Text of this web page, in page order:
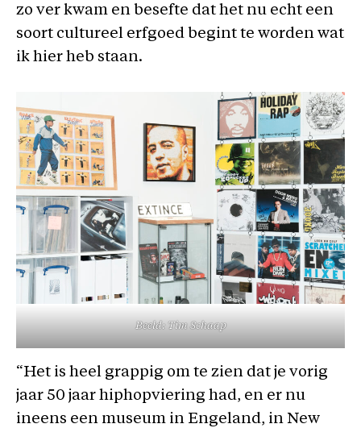
zo ver kwam en besefte dat het nu echt een
soort cultureel erfgoed begint te worden wat
ik hier heb staan.
Beeld: Tim Schaap
“Het is heel grappig om te zien dat je vorig
jaar 50 jaar hiphopviering had, en er nu
ineens een museum in Engeland, in New